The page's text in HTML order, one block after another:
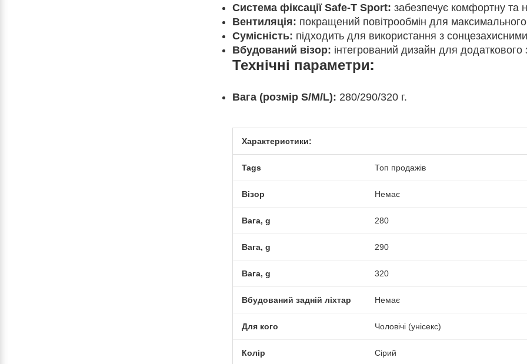
Система фіксації Safe-T Sport: забезпечує комфортну та
Вентиляція: покращений повітрообмін для
Сумісність: підходить для використання з
Вбудований візор: інтегрований дизайн для додаткового
Технічні параметри:
Вага (розмір S/M/L): 280/290/320 г.
Характеристики:
Tags Топ продажів
Візор Немає
Вага, g 280
Вага, g 290
Вага, g 320
Вбудований задній ліхтар Немає
Для кого Чоловічі (унісекс)
Колір Сірий